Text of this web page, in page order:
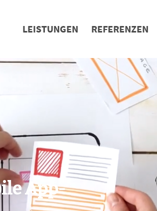
LEISTUNGEN REFERENZEN
App-